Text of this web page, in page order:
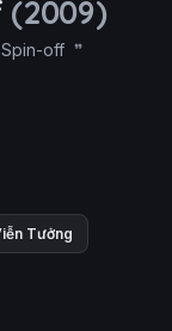
(2009)
off
Tưởng